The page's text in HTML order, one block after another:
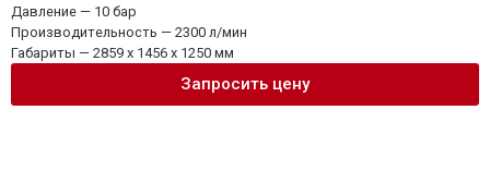
Давление — 10 бар
Производительность — 2300 л/мин
Габариты — 2859 x 1456 x 1250 мм
Запросить цену